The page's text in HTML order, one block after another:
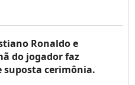
Ronaldo e
do jogador faz
suposta cerimônia.